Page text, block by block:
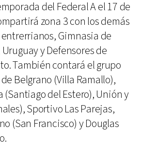
del Federal A el 17 de
zona 3 con los demás
Gimnasia de
y Defensores de
También contará el grupo
Belgrano (Villa Ramallo),
(Santiago del Estero), Unión y
Sportivo Las Parejas,
(San Francisco) y Douglas